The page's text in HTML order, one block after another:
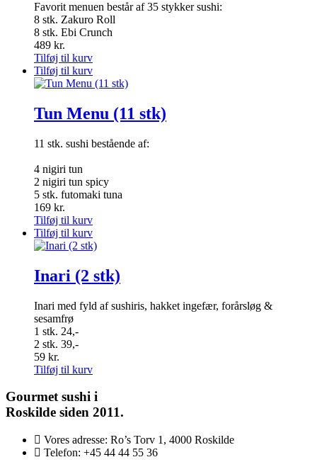
Favorit menuen består af 35 stykker sushi:
8 stk. Zakuro Roll
8 stk. Ebi Crunch
489 kr.
Tilføj til kurv
Tilføj til kurv
Tun Menu (11 stk)
11 stk. sushi bestående af:
4 nigiri tun
2 nigiri tun spicy
5 stk. futomaki tuna
169 kr.
Tilføj til kurv
Tilføj til kurv
Inari (2 stk)
Inari med fyld af sushiris, hakket ingefær, forårsløg &
sesamfrø
1 stk. 24,-
2 stk. 39,-
59 kr.
Tilføj til kurv
Gourmetsushi i
Roskilde siden 2011.
Vores adresse: Ro’s Torv 1, 4000 Roskilde
Telefon: +45 44 44 55 36